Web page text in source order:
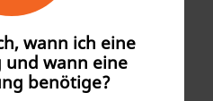
wann ich eine
und wann eine
benötige?